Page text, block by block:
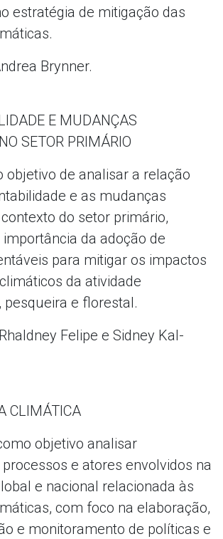
estratégia de mitigação das
Brynner.
E MUDANÇAS
SETOR PRIMÁRIO
objetivo de analisar a relação
e as mudanças
do setor primário,
da adoção de
para mitigar os impactos
da atividade
pesqueira e florestal.
Felipe e Sidney Kal-
CLIMÁTICA
objetivo analisar
e atores envolvidos na
e nacional relacionada às
com foco na elaboração,
e monitoramento de políticas e